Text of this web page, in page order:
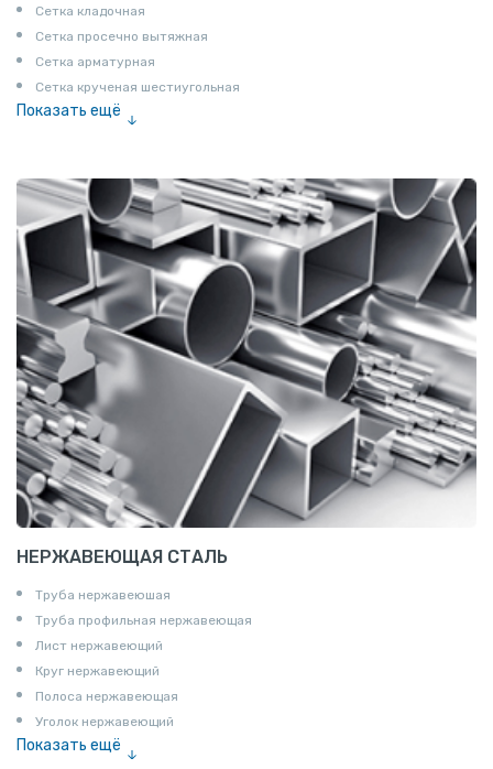
Сетка кладочная
Сетка просечно вытяжная
Сетка арматурная
Сетка крученая шестиугольная
Показать ещё
НЕРЖАВЕЮЩАЯ СТАЛЬ
Труба нержавеюшая
Труба профильная нержавеющая
Лист нержавеющий
Круг нержавеющий
Полоса нержавеющая
Уголок нержавеющий
Показать ещё